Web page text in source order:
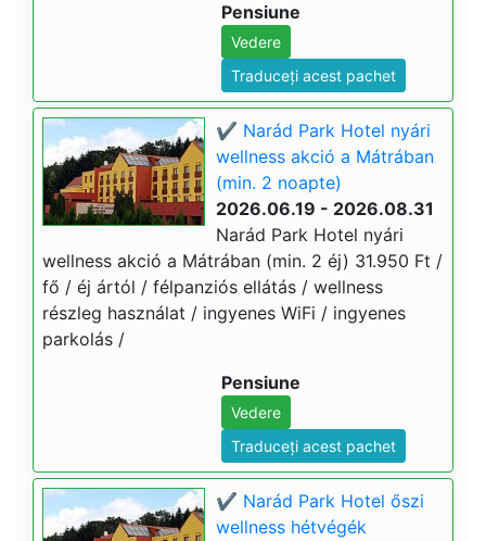
Pensiune
Vedere
Traduceți acest pachet
✔️ Narád Park Hotel nyári
wellness akció a Mátrában
(min. 2 noapte)
2026.06.19 - 2026.08.31
Narád Park Hotel nyári
wellness akció a Mátrában (min. 2 éj) 31.950 Ft /
fő / éj ártól / félpanziós ellátás / wellness
részleg használat / ingyenes WiFi / ingyenes
parkolás /
Pensiune
Vedere
Traduceți acest pachet
✔️ Narád Park Hotel őszi
wellness hétvégék